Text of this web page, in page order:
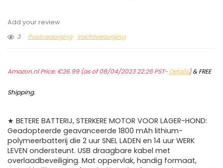
Add your review
3
Pootverzorging Vachtverzorging
Amazon.nl Price:€26.99(as of 08/04/2023 22:26 PST- Details)&FREE
Shipping.
★ BETERE BATTERIJ, STERKERE MOTOR VOOR LAGER-HOND:
Geadopteerde geavanceerde 1800 mAh lithium-
polymeerbatterij die 2 uur SNEL LADEN en 14 uur WERK
LEVEN ondersteunt. USB draagbare kabel met
overlaadbeveiliging. Mat oppervlak, handig formaat,